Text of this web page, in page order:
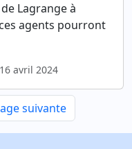
Lagrange à
agents pourront
avril 2024
suivante